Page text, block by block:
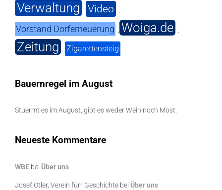
Verwaltung , Video ,
Vorstand Dorferneuerung , Woiga.de ,
Zeitung , Zigarettensteig
Bauernregel im August
Stuermt es im August, gibt es weder Wein noch Most.
Neueste Kommentare
WBE bei Über uns
Josef Otler, Verein fürr Geschichte bei Über uns